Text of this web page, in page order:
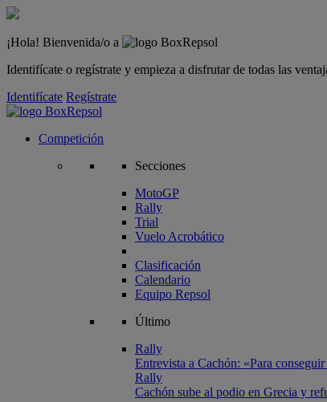
¡Hola! Bienvenida/o a
Identifícate o regístrate y empieza a disfrutar de todas las
Identifícate Regístrate
Competición
Secciones
MotoGP
Rally
Trial
Vuelo Acrobático
Clasificación
Calendario
Equipo Repsol
Último
Rally
Entrevista a Cachón: «Para
Rally
Cachón sube al podio en Grecia y